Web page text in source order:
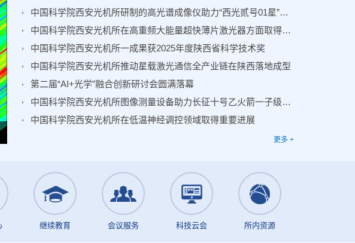
中国科学院西安光机所研制的高光谱成像仪助力“西光贰号01星”首批高分辨图像顺利回传
中国科学院西安光机所在高重频大能量超快薄片激光器方面取得新进展
中国科学院西安光机所一成果获2025年度陕西省科学技术奖
中国科学院西安光机所推动星载激光通信全产业链在陕西落地成型
第二届“AI+光学”融合创新研讨会圆满落幕
中国科学院西安光机所图像测量设备助力长征十号乙火箭一子级回收成功
中国科学院西安光机所在低温神经调控领域取得重要进展
更多 +
继续教育 会议服务 科技云会 所内资源